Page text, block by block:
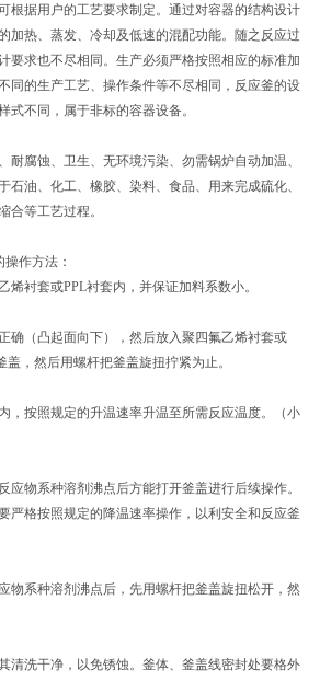
根据用户的工艺要求制定。通过对容器的结构设计
加热、蒸发、冷却及低速的混配功能。随之反应过
要求也不尽相同。生产必须严格按照相应的标准加
同的生产工艺、操作条件等不尽相同，反应釜的设
式不同，属于非标的容器设备。
腐蚀、卫生、无环境污染、勿需锅炉自动加温、
石油、化工、橡胶、染料、食品、用来完成硫化、
合等工艺过程。
操作方法：
套或PPL衬套内，并保证加料系数小。
（凸起面向下），然后放入聚四氟乙烯衬套或
，然后用螺杆把釜盖旋扭拧紧为止。
按照规定的升温速率升温至所需反应温度。（小
系种溶剂沸点后方能打开釜盖进行后续操作。
严格按照规定的降温速率操作，以利安全和反应釜
系种溶剂沸点后，先用螺杆把釜盖旋扭松开，然
洗干净，以免锈蚀。釜体、釜盖线密封处要格外